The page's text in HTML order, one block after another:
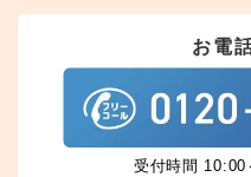
お電
受付時間 10:00